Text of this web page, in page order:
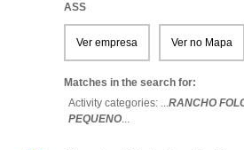
ASS
Ver empresa Ver no Mapa
Matches in the search for:
Activity categories: ...RANCHO
PEQUENO...